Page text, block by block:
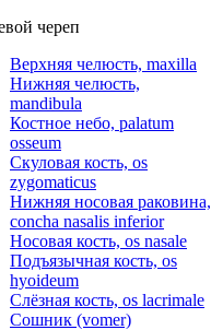
череп
Верхняя челюсть, maxilla
Нижняя челюсть,
mandibula
Костное небо, palatum
osseum
Скуловая кость, os
zygomaticus
Нижняя носовая раковина,
concha nasalis inferior
Носовая кость, os nasale
Подъязычная кость, os
hyoideum
Слёзная кость, os lacrimale
Сошник (vomer)